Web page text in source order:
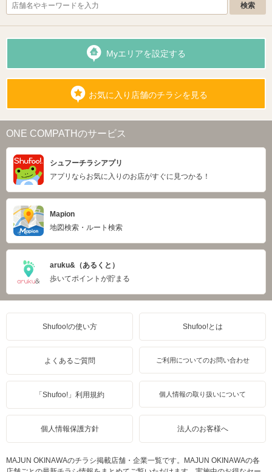
Myエリアを設定する
お気に入り店舗のチラシを見る
ONE COMPATHのサービス
シュフーチラシアプリ
アプリならお気に入りのお店がすぐに見つかる！
Mapion
地図検索・ルート検索
aruku&（あるくと）
歩いてポイントが貯まる
Shufoo!の使い方 Shufoo!とは
よくあるご質問 ご利用についてのお問い合わせ
「Shufoo!」利用規約 個人情報の取り扱いについて
個人情報保護方針 法人のお客様へ
MAJUN OKINAWAのチラシ掲載店舗・企業一覧です。MAJUN OKINAWAの各